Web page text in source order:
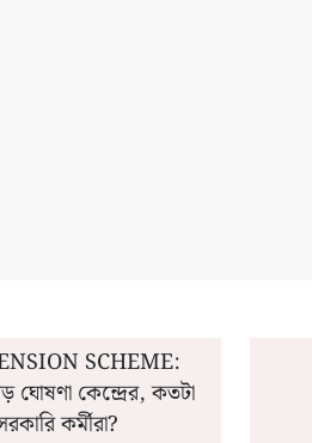
SCHEME:
ঘোষণা কেন্দ্রের, কতটা
কর্মীরা?
বেতন ও ২০% ডিএকীভাবে 'এডিট' করবেন